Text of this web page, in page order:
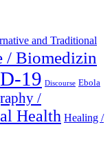
and Traditional
/ Biomedizin
19 Discourse Ebola
/
Health Healing /